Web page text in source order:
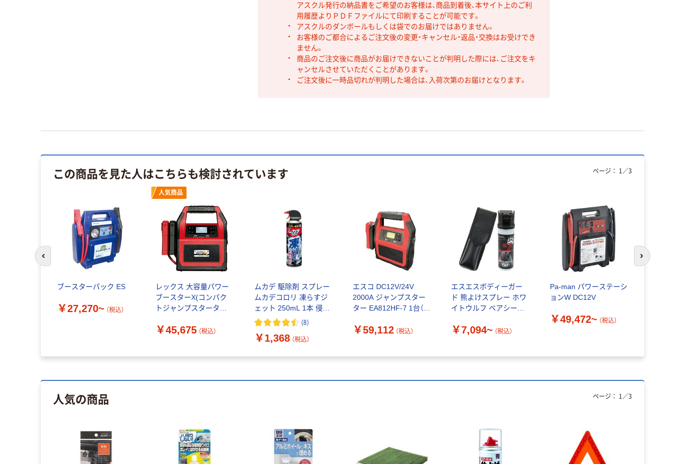
アスクル発行の納品書をご希望のお客様は、商品到着後、本サイト上のご利
用履歴よりＰＤＦファイルにて印刷することが可能です。
アスクルのダンボールもしくは袋でのお届けではありません。
お客様のご都合によるご注文後の変更・キャンセル・返品・交換はお受けでき
ません。
商品のご注文後に商品がお届けできないことが判明した際には、ご注文をキ
ャンセルさせていただくことがあります。
ご注文後に一時品切れが判明した場合は、入荷次第のお届けとなります。
この商品を見た人はこちらも検討されています
ブースターパック ES
￥27,270~ （税込）
人気商品
レックス 大容量パワー
ブースターX(コンパク
トジャンプスターター)
品）
￥45,675 （税込）
ムカデ 駆除剤 スプレー
ムカデコロリ 凍らすジ
ェット 250mL 1本 侵入
阻止 予防 ムカデ対策 殺
アース製薬
(8)
￥1,368 （税込）
エスコ DC12V/24V
2000A ジャンプスター
ター EA812HF-7 1台（直
￥59,112 （税込）
エスエスボディーガー
ド 熊よけスプレー ホワ
イトウルフ ベアシール
￥7,094~ （税込）
Pa-man パワーステーシ
ョンW DC12V
￥49,472~ （税込）
ページ： 1 ／3
前のスライドへ 次のスライド
人気の商品 ページ： 1 ／3